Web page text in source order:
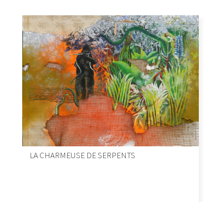
LA CHARMEUSE DE SERPENTS